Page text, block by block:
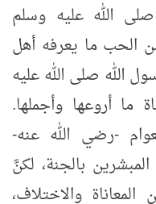
الله عليه وسلم
الحب ما يعرفه أهل
الله صلى الله عليه
أروعها وأجملها.
-رضي الله عنه-
بالجنة، لكنَّ
والاختلاف،